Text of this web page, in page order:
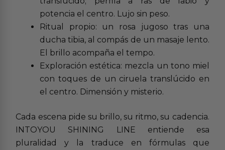
potencia el centro. Lujo sin peso.
Ritual propio: un rosa jugoso tras una
ducha tibia, al compás de un masaje lento.
El brillo acompaña el tempo.
Exploración estética: mezcla un tono miel
con toques de un ciruela translúcido en
el centro. Dimensión y misterio.
Cada escena pide su brillo, su ritmo, su cadencia.
INTOYOU SHINING LINE entiende esa
pluralidad y la traduce en fórmulas que